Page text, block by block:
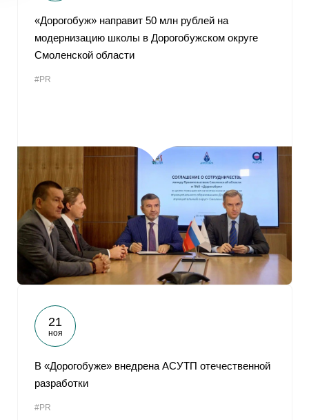
«Дорогобуж» направит 50 млн рублей на
модернизацию школы в Дорогобужском округе
Смоленской области
#PR
21
ноя
В «Дорогобуже» внедрена АСУТП отечественной
разработки
#PR